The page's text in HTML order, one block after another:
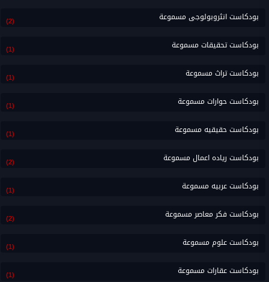
بودكاست انثروبولوجى مسموعة (2)
بودكاست تحقيقات مسموعة (1)
بودكاست تراث مسموعة (1)
بودكاست حوارات مسموعة (1)
بودكاست حقيقيه مسموعة (1)
بودكاست رياده اعمال مسموعة (2)
بودكاست عربيه مسموعة (1)
بودكاست فكر معاصر مسموعة (2)
بودكاست علوم مسموعة (1)
بودكاست عقارات مسموعة (1)